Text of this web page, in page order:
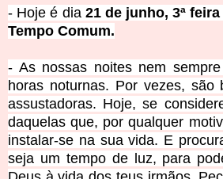
- Hoje é dia21 de junho, 3ª feira
Tempo Comum.
- As nossas noites nem
horas noturnas. Por vezes, são
assustadoras. Hoje, se
daquelas que, por qualquer
instalar-se na sua vida. E
seja um tempo de luz, para